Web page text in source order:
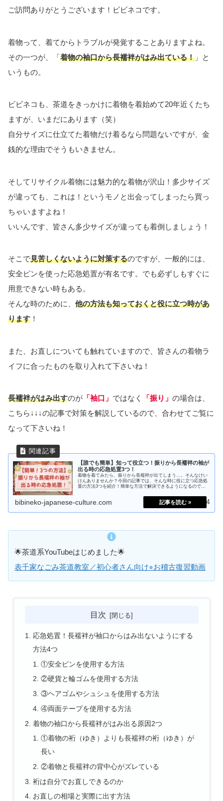
ご訪問ありがとうございます！ビビネコです。
着物って、着てからトラブルが発覚することありますよね。
その一つが、「着物の袖口から長襦袢がはみ出ている！ 」と
いうもの。
ビビネコも、茶道をきっかけに着物を着始めて20年近くたち
ますが、いまだにあります（笑）
自分サイズに仕立てた着物だけ着るなら問題ないですが、金
銭的な理由でそうもいきません。
そしてリサイクル着物には魅力的な着物が沢山！多少サイズ
が違っても、これは！というモノと出会ってしまったら買っ
ちゃいますよね！
いいんです、皆さん多少サイズが違っても着倒しましょう！
そこで見苦しくないように対策するのですが、一般的には、
安全ピンを使った応急処置が有名です。でも必ずしもすぐに
用意できない時もある。
そんな時のために、 他の方法も知っておくと役に立つ時があ
ります ！
また、お直しについても触れていますので、皆さんの着物ラ
イフに合ったものを取り入れて下さいね！
長襦袢がはみ出すのが 「袖口」 ではなく 「振り」 の場合は、
こちら↓↓↓の記事で対策を解説しているので、合わせてご覧に
なって下さいね！
【誰でも簡単】知って役立つ！振りから長襦袢の袖が
出る時の応急処置3つ！
着物を着てみたら、振りから長襦袢が出てしまう…。そんなけい
けんありませんか？今回の記事では、そんな時に役に立つ応急処
置の方法3つを紹介！簡単な方法で解決できるようになるので、
bibineko-japanese-culture.com 2025.08.14
🌟茶道系YouTubeはじめました🌟
表千家なごみ茶道教室／初心者さん向け⭐︎お稽古復習動画
目次
応急処置！長襦袢が袖口からはみ出ないようにする
方法4つ
①安全ピンを使用する方法
②硬貨と輪ゴムを使用する方法
③ヘアゴムやシュシュを使用する方法
④両面テープを使用する方法
着物の袖口から長襦袢がはみ出る原因2つ
①着物の裄（ゆき）よりも長襦袢の裄（ゆき）が
長い
②着物と長襦袢の背中心がズレている
裄は自分でお直しできるのか
お直しの相場と実際に出す方法